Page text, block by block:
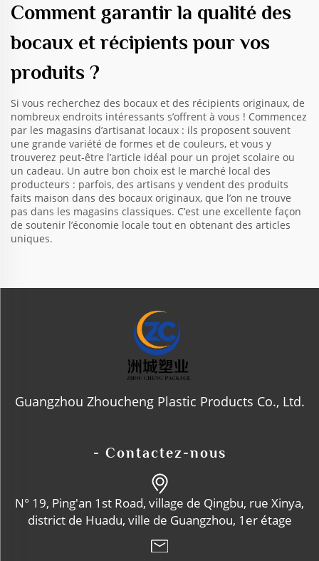
Comment garantir la qualité des
bocaux et récipients pour vos
produits ?
Si vous recherchez des bocaux et des récipients originaux, de
nombreux endroits intéressants s’offrent à vous ! Commencez
par les magasins d’artisanat locaux : ils proposent souvent
une grande variété de formes et de couleurs, et vous y
trouverez peut-être l’article idéal pour un projet scolaire ou
un cadeau. Un autre bon choix est le marché local des
producteurs : parfois, des artisans y vendent des produits
faits maison dans des bocaux originaux, que l’on ne trouve
pas dans les magasins classiques. C’est une excellente façon
de soutenir l’économie locale tout en obtenant des articles
uniques.
Guangzhou Zhoucheng Plastic Products Co., Ltd.
- Contactez-nous
N° 19, Ping'an 1st Road, village de Qingbu, rue Xinya,
district de Huadu, ville de Guangzhou, 1er étage